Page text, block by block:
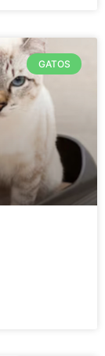
GATOS